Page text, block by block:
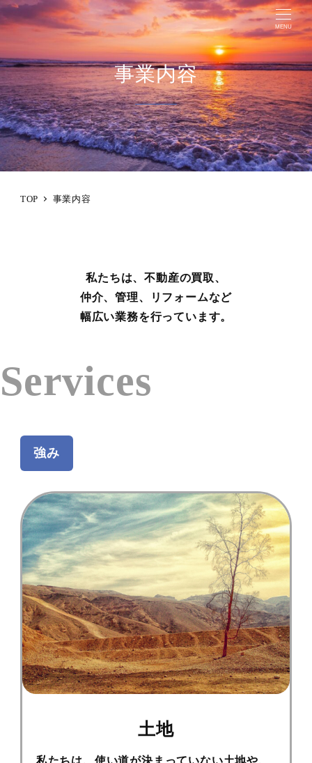
MENU
事業内容
TOP 事業内容
私たちは、不動産の買取、
仲介、管理、リフォームなど
幅広い業務を行っています。
Services
強み
土地